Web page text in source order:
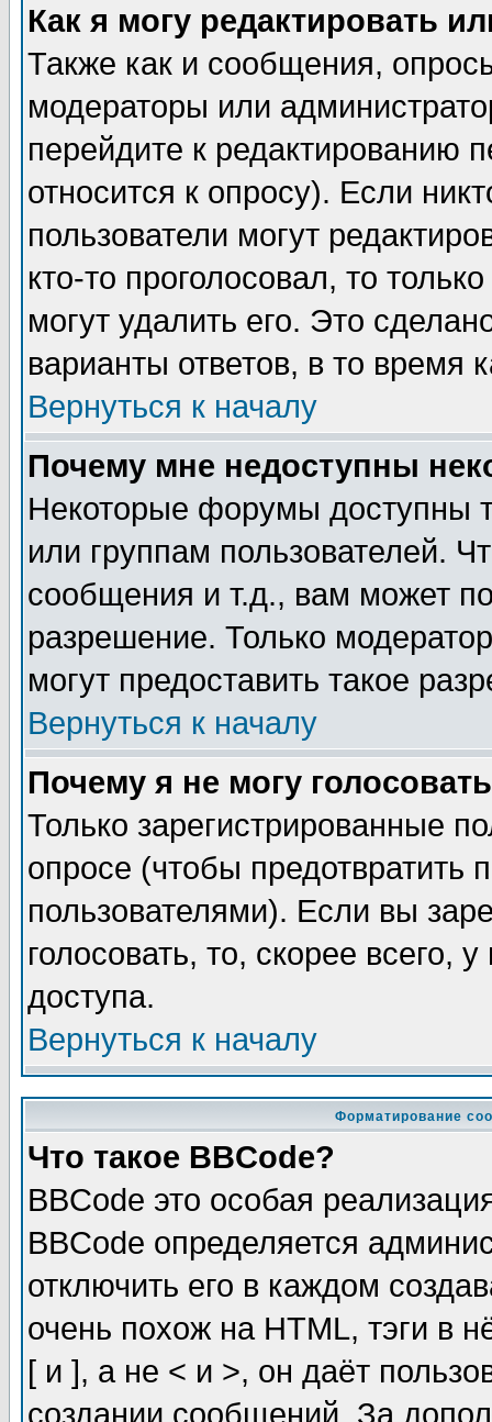
Как я могу редактировать
Также как и сообщения,
модераторы или
перейдите к редактированию
относится к опросу). Если
пользователи могут
кто-то проголосовал, то
могут удалить его. Это
варианты ответов, в то время
Вернуться к началу
Почему мне недоступны
Некоторые форумы доступны
или группам пользователей.
сообщения и т.д., вам может
разрешение. Только
могут предоставить такое
Вернуться к началу
Почему я не могу
Только зарегистрированные
опросе (чтобы предотвратить
пользователями). Если вы
голосовать, то, скорее всего,
доступа.
Вернуться к началу
Форматирование
Что такое BBCode?
BBCode это особая
BBCode определяется
отключить его в каждом
очень похож на HTML, тэги в
[ и ], а не < и >, он даёт
создании сообщений. За